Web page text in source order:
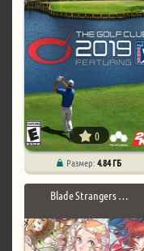
0
Размер:4.84 ГБ
Blade Strangers …